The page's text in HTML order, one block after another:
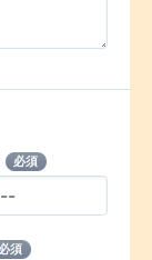
必須
必須